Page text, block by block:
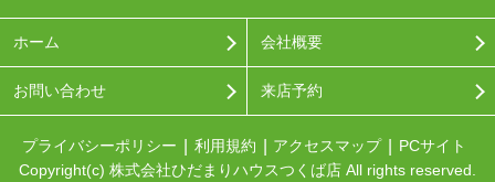
ホーム 会社概要
お問い合わせ 来店予約
プライバシーポリシー 利用規約 アクセスマップ
PCサイト
Copyright(c) 株式会社ひだまりハウスつくば店 All rights reserved.